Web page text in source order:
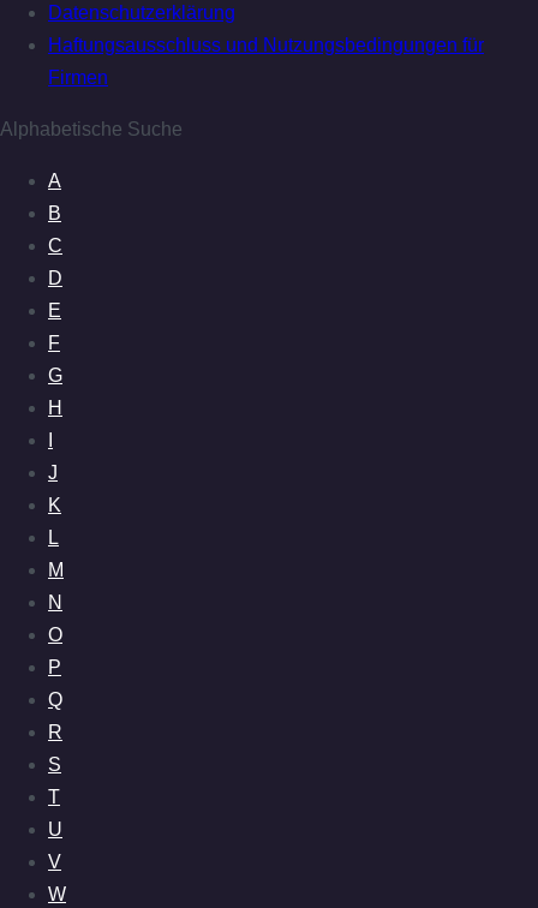
Datenschutzerklärung
Haftungsausschluss und Nutzungsbedingungen für
Firmen
Alphabetische Suche
A
B
C
D
E
F
G
H
J
K
L
M
N
O
P
Q
R
S
T
U
V
W